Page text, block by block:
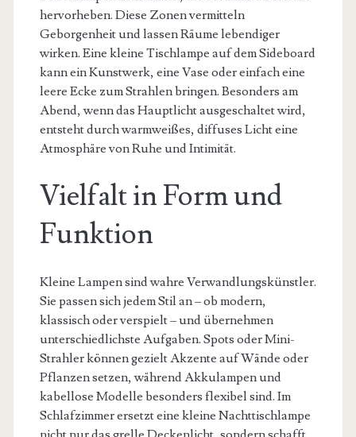
hervorheben. Diese Zonen vermitteln
Geborgenheit und lassen Räume lebendiger
wirken. Eine kleine Tischlampe auf dem Sideboard
kann ein Kunstwerk, eine Vase oder einfach eine
leere Ecke zum Strahlen bringen. Besonders am
Abend, wenn das Hauptlicht ausgeschaltet wird,
entsteht durch warmweißes, diffuses Licht eine
Atmosphäre von Ruhe und Intimität.
Vielfalt in Form und
Funktion
Kleine Lampen sind wahre Verwandlungskünstler.
Sie passen sich jedem Stil an – ob modern,
klassisch oder verspielt – und übernehmen
unterschiedlichste Aufgaben. Spots oder Mini-
Strahler können gezielt Akzente auf Wände oder
Pflanzen setzen, während Akkulampen und
kabellose Modelle besonders flexibel sind. Im
Schlafzimmer ersetzt eine kleine Nachttischlampe